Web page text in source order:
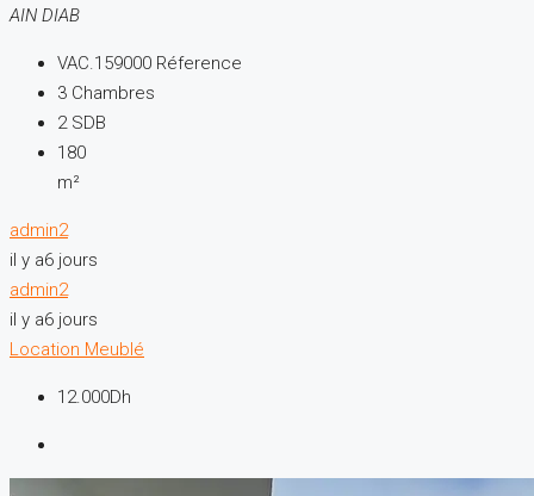
AIN DIAB
VAC.159000 Réference
3 Chambres
2 SDB
180
m²
admin2
il y a6 jours
admin2
il y a6 jours
Location Meublé
12.000Dh